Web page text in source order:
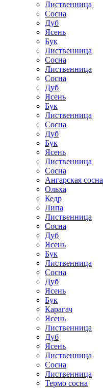
Лиственница
Сосна
Дуб
Ясень
Бук
Лиственница
Сосна
Лиственница
Сосна
Дуб
Ясень
Бук
Лиственница
Сосна
Дуб
Бук
Ясень
Лиственница
Сосна
Ангарская сосна
Ольха
Кедр
Липа
Лиственница
Сосна
Дуб
Ясень
Бук
Лиственница
Сосна
Дуб
Ясень
Бук
Карагач
Ясень
Лиственница
Дуб
Ясень
Лиственница
Сосна
Лиственница
Термо сосна